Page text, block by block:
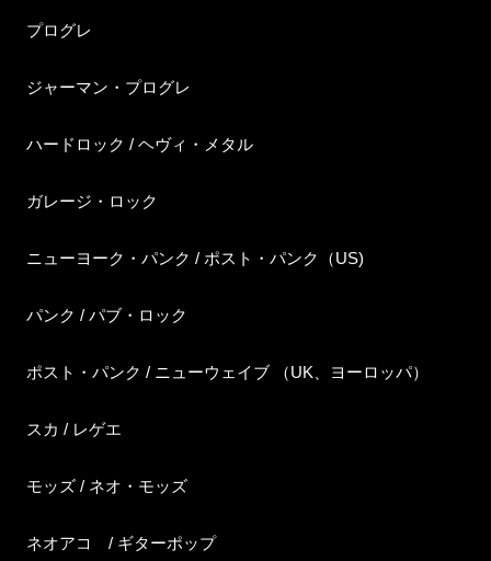
プログレ
ジャーマン・プログレ
ハードロック / ヘヴィ・メタル
ガレージ・ロック
ニューヨーク・パンク / ポスト・パンク（US)
パンク / パブ・ロック
ポスト・パンク / ニューウェイブ （UK、ヨーロッパ）
スカ / レゲエ
モッズ / ネオ・モッズ
ネオアコ / ギターポップ